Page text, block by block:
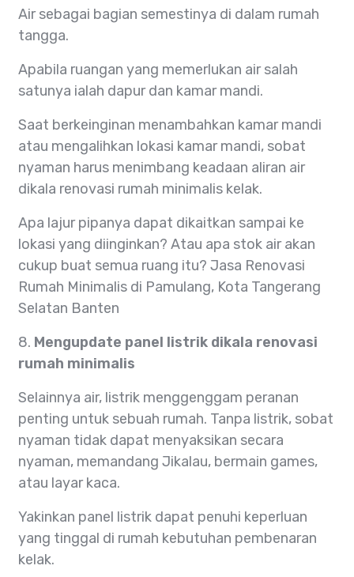
Air sebagai bagian semestinya di dalam rumah
tangga.
Apabila ruangan yang memerlukan air salah
satunya ialah dapur dan kamar mandi.
Saat berkeinginan menambahkan kamar mandi
atau mengalihkan lokasi kamar mandi, sobat
nyaman harus menimbang keadaan aliran air
dikala renovasi rumah minimalis kelak.
Apa lajur pipanya dapat dikaitkan sampai ke
lokasi yang diinginkan? Atau apa stok air akan
cukup buat semua ruang itu? Jasa Renovasi
Rumah Minimalis di Pamulang, Kota Tangerang
Selatan Banten
8. Mengupdate panel listrik dikala renovasi
rumah minimalis
Selainnya air, listrik menggenggam peranan
penting untuk sebuah rumah. Tanpa listrik, sobat
nyaman tidak dapat menyaksikan secara
nyaman, memandang Jikalau, bermain games,
atau layar kaca.
Yakinkan panel listrik dapat penuhi keperluan
yang tinggal di rumah kebutuhan pembenaran
kelak.